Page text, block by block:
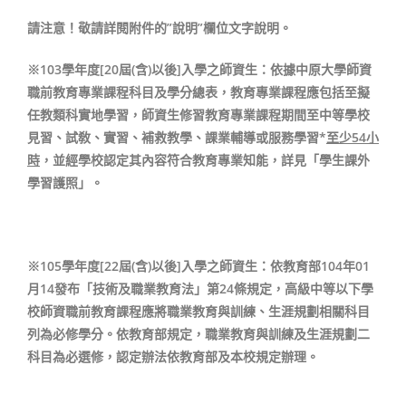
請注意！敬請詳閱附件的”說明”欄位文字說明。
※103學年度[20屆(含)以後]入學之師資生：依據中原大學師資
職前教育專業課程科目及學分總表，教育專業課程應包括至擬
任教類科實地學習，師資生修習教育專業課程期間至中等學校
見習、試敎、實習、補救教學、課業輔導或服務學習*至少54小
時 ，並經學校認定其內容符合教育專業知能，詳見「學生課外
學習護照」。
※105學年度[22屆(含)以後]入學之師資生：依教育部104年01
月14發布「技術及職業教育法」第24條規定，高級中等以下學
校師資職前教育課程應將職業教育與訓練、生涯規劃相關科目
列為必修學分。依教育部規定，職業教育與訓練及生涯規劃二
科目為必選修，認定辦法依教育部及本校規定辦理。